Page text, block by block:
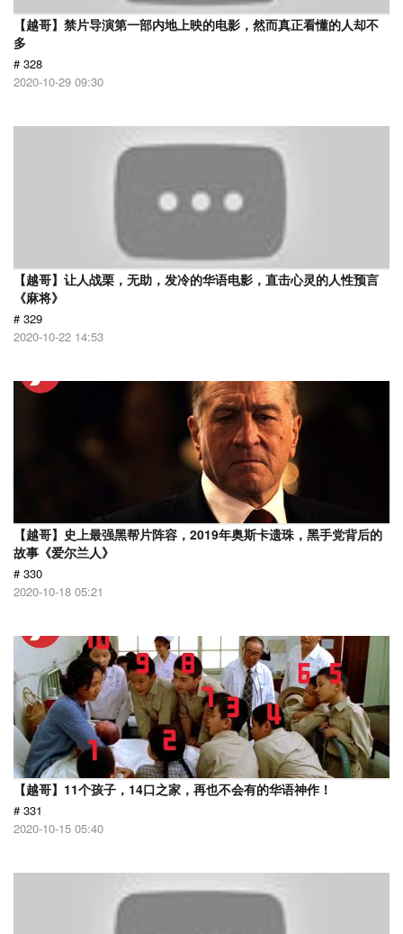
【越哥】禁片导演第一部内地上映的电影，然而真正看懂的人却不
多
# 328
2020-10-29 09:30
【越哥】让人战栗，无助，发冷的华语电影，直击心灵的人性预言
《麻将》
# 329
2020-10-22 14:53
【越哥】史上最强黑帮片阵容，2019年奥斯卡遗珠，黑手党背后的
故事《爱尔兰人》
# 330
2020-10-18 05:21
【越哥】11个孩子，14口之家，再也不会有的华语神作！
# 331
2020-10-15 05:40